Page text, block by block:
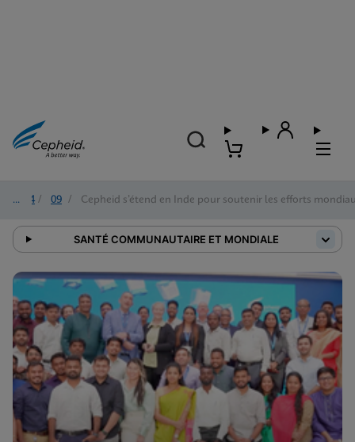
2024 / 09 / Cepheid s’étend en Inde pour soutenir les efforts
SANTÉ COMMUNAUTAIRE ET MONDIALE